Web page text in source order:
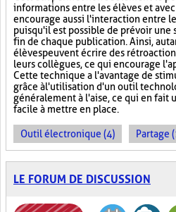
informations entre les élèves et
encourage aussi l'interaction entre
puisqu'il est possible de prévoir une
fin de chaque publication. Ainsi,
élèves peuvent écrire des
leurs collègues, ce qui encourage
Cette technique a l'avantage de
grâce à l'utilisation d'un outil
généralement à l'aise, ce qui en fait
facile à mettre en place.
Outil électronique (4) Partage
LE FORUM DE DISCUSSION